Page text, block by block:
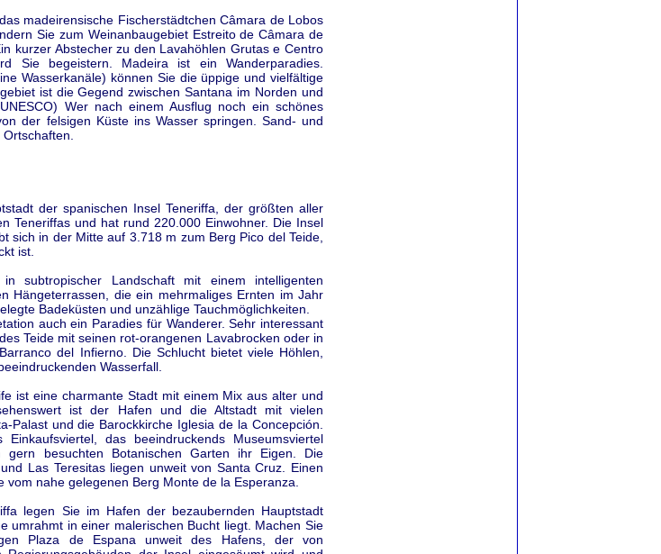
madeirensische Fischerstädtchen Câmara de Lobos
Sie zum Weinanbaugebiet Estreito de Câmara de
kurzer Abstecher zu den Lavahöhlen Grutas e Centro
Sie begeistern. Madeira ist ein Wanderparadies.
Wasserkanäle) können Sie die üppige und vielfältige
ist die Gegend zwischen Santana im Norden und
Wer nach einem Ausflug noch ein schönes
der felsigen Küste ins Wasser springen. Sand- und
der spanischen Insel Teneriffa, der größten aller
Teneriffas und hat rund 220.000 Einwohner. Die Insel
sich in der Mitte auf 3.718 m zum Berg Pico del Teide,
ist.
subtropischer Landschaft mit einem intelligenten
Hängeterrassen, die ein mehrmaliges Ernten im Jahr
Badeküsten und unzählige Tauchmöglichkeiten.
auch ein Paradies für Wanderer. Sehr interessant
Teide mit seinen rot-orangenen Lavabrocken oder in
del Infierno. Die Schlucht bietet viele Höhlen,
Wasserfall.
ist eine charmante Stadt mit einem Mix aus alter und
ist der Hafen und die Altstadt mit vielen
Palast und die Barockkirche Iglesia de la Concepción.
das beeindruckends Museumsviertel
gern besuchten Botanischen Garten ihr Eigen. Die
Las Teresitas liegen unweit von Santa Cruz. Einen
vom nahe gelegenen Berg Monte de la Esperanza.
legen Sie im Hafen der bezaubernden Hauptstadt
umrahmt in einer malerischen Bucht liegt. Machen Sie
Plaza de Espana unweit des Hafens, der von